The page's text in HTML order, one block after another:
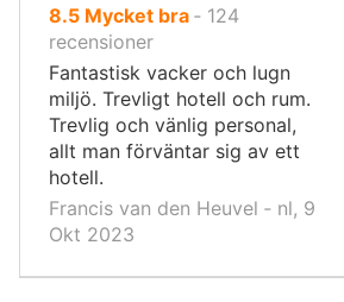
8.5av
10,
Mycket bra ‐ 124
recensioner
Fantastisk vacker och lugn
miljö. Trevligt hotell och rum.
Trevlig och vänlig personal,
allt man förväntar sig av ett
hotell.
Francis van den Heuvel ‐ nl, 9
Okt 2023